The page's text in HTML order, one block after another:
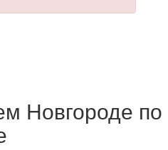
Новгороде по